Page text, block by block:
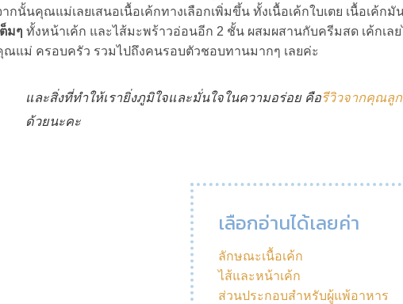
ากนั้นคุณแม่เลยเสนอเนื้อเค้กทางเลือกเพิ่มขึ้น ทั้งเนื้อเค้กใบเตย เนื้อเค้กมั
ต็มๆ ทั้งหน้าเค้ก และไส้มะพร้าวอ่อนอีก 2 ชั้น ผสมผสานกับครีมสด เค้กเลย
ณแม่ ครอบครัว รวมไปถึงคนรอบตัวชอบทานมากๆ เลยค่ะ
และสิ่งที่ทำให้เรายิ่งภูมิใจและมั่นใจในความอร่อย คือรีวิวจากคุณลู
ด้วยนะคะ
เลือกอ่านได้เลยค่า
ลักษณะเนื้อเค้ก
ไส้และหน้าเค้ก
ส่วนประกอบสำหรับผู้แพ้อาหาร